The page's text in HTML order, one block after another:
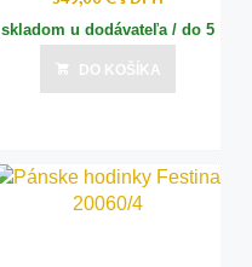
skladom u dodávateľa / do 5
dní
Posledná aktualizácia dnes o 01:01
DO KOŠÍKA